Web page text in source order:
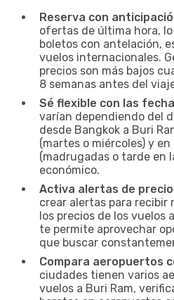
Reserva con
ofertas de última hora,
boletos con antelación,
vuelos internacionales.
precios son más bajos
8 semanas antes del
Sé flexible con las
varían dependiendo del
desde Bangkok a Buri
(martes o miércoles) y
(madrugadas o tarde en
económico.
Activa alertas de
crear alertas para
los precios de los vuelos
te permite aprovechar
que buscar
Compara aeropuertos
ciudades tienen varios
vuelos a Buri Ram,